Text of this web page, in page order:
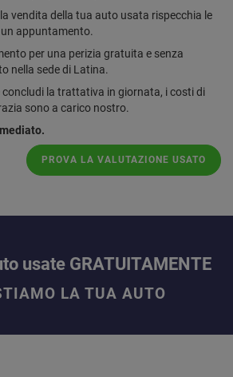
vendita della tua auto usata rispecchia le
appuntamento.
per una perizia gratuita e senza
nella sede di Latina.
concludi la trattativa in giornata, i costi di
sono a carico nostro.
PROVA LA VALUTAZIONE USATO
usate GRATUITAMENTE
LA TUA AUTO